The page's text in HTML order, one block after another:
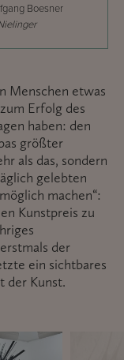
Boesner
Erfolg des
haben: den
größter
als das, sondern
gelebten
machen“:
Kunstpreis zu
der
ein sichtbares
der Kunst.